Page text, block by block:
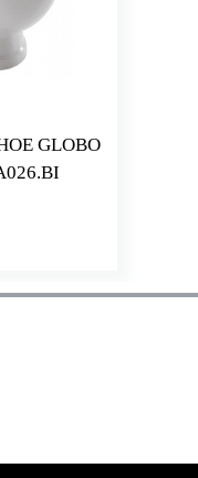
GLOBO